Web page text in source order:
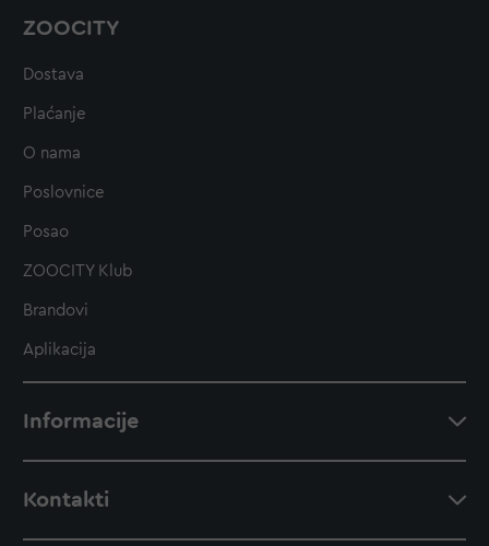
ZOOCITY
Dostava
Plaćanje
O nama
Poslovnice
Posao
ZOOCITY Klub
Brandovi
Aplikacija
Informacije
Kontakti